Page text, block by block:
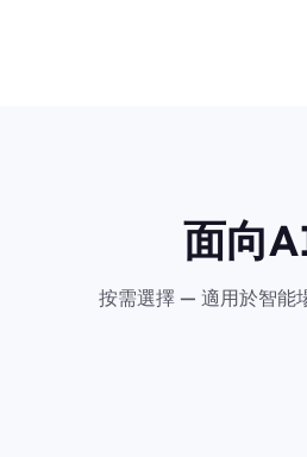
面向
按需選擇 — 適用於智能